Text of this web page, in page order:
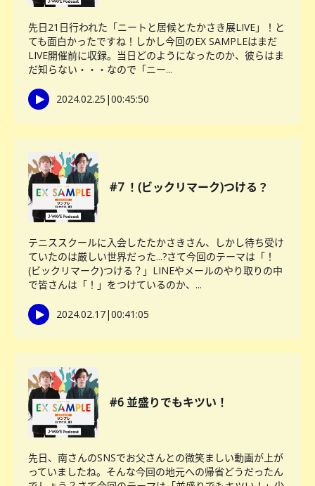
先日21日行われた「ニートと居候とたかさき展LIVE」！と
ても面白かったですね！しかし今回のEX SAMPLEはまだ
LIVE開催前に収録。当日どのようになったのか、彼らはま
だ知らない・・・なので「ニー...
2024.02.25 |00:45:50
#7 ！(ビックリマーク)つける？
テニススクールに入会したたかさきさん、しかし待ち受け
ていたのは厳しい世界だった...?さて今回のテーマは「！
(ビックリマーク)つける？」LINEやメールのやり取りの中
で皆さんは「！」をつけているのか、...
2024.02.17|00:41:05
#6 並盛りでもキツい！
先日、南さんのSNSでお父さんとの微笑ましい動画が上が
っていましたね。そんな今回の地元への帰省どうだったん